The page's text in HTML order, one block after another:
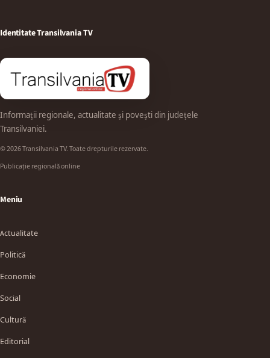
Identitate Transilvania TV
Informații regionale, actualitate și povești din județele
Transilvaniei.
© 2026 Transilvania TV. Toate drepturile rezervate.
Publicație regională online
Meniu
Actualitate
Politică
Economie
Social
Cultură
Editorial